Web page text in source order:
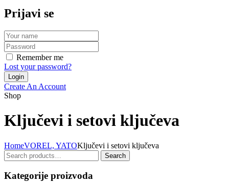
Prijavi se
Remember me
Lost your password?
Create An Account
Shop
Ključevi i setovi ključeva
HomeVOREL, YATOKljučevi i setovi ključeva
Search
for:
Search
Kategorije proizvoda